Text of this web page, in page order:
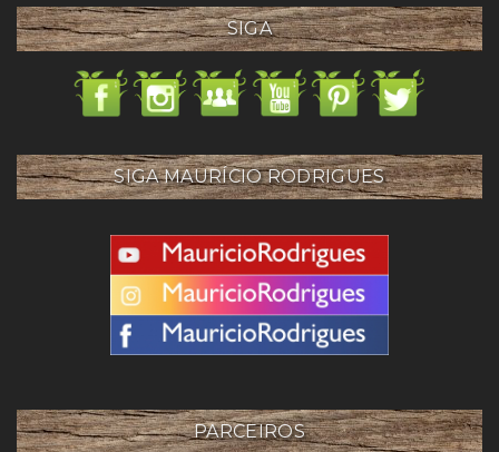
SIGA
SIGA MAURÍCIO RODRIGUES
PARCEIROS